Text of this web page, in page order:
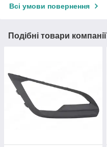
Всі умови повернення
Подібні товари компанії